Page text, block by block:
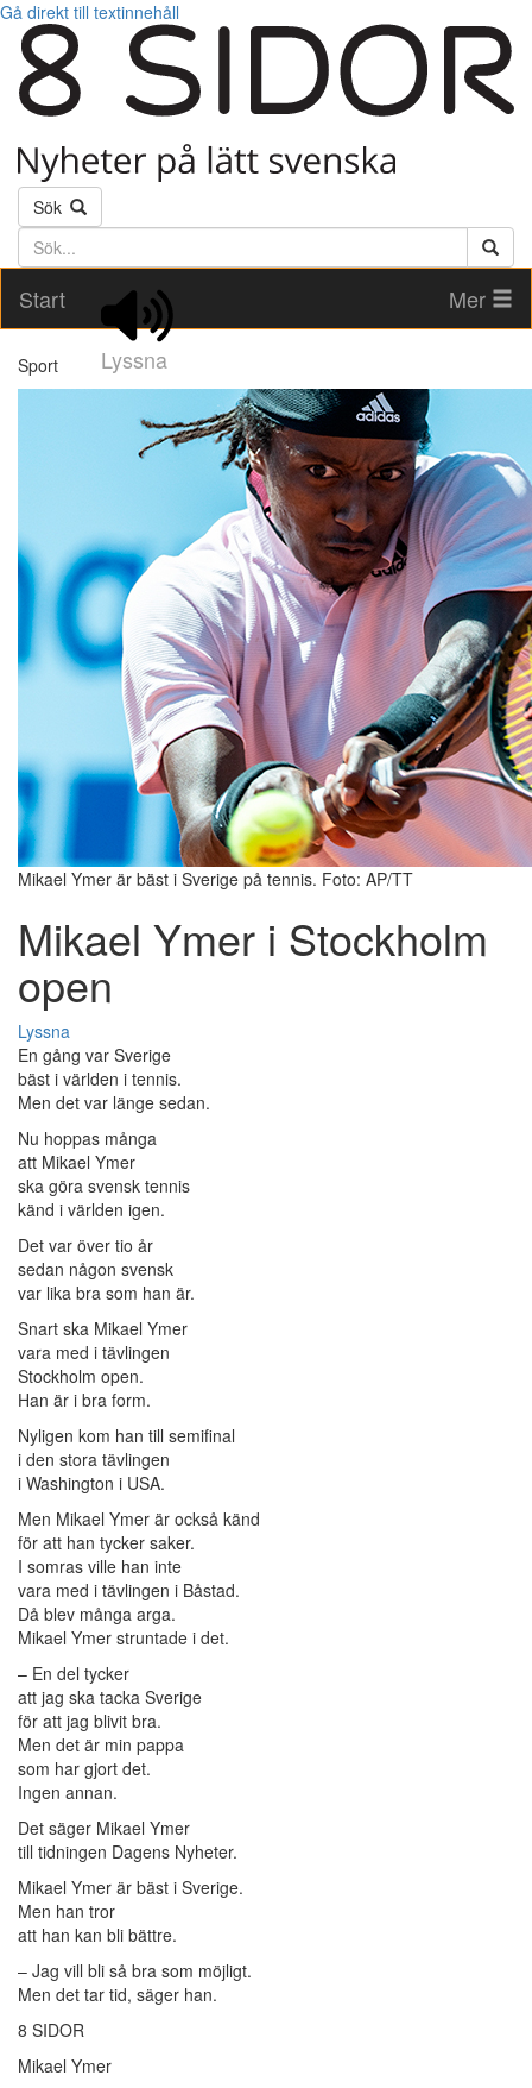
Gå direkt till textinnehåll
Sök
Söktext
Start
Lyssna
Mer
Sport
Mikael Ymer är bäst i Sverige på tennis. Foto: AP/TT
Mikael Ymer i Stockholm
open
Lyssna
En gång var Sverige
bäst i världen i tennis.
Men det var länge sedan.
Nu hoppas många
att Mikael Ymer
ska göra svensk tennis
känd i världen igen.
Det var över tio år
sedan någon svensk
var lika bra som han är.
Snart ska Mikael Ymer
vara med i tävlingen
Stockholm open.
Han är i bra form.
Nyligen kom han till semifinal
i den stora tävlingen
i Washington i USA.
Men Mikael Ymer är också känd
för att han tycker saker.
I somras ville han inte
vara med i tävlingen i Båstad.
Då blev många arga.
Mikael Ymer struntade i det.
– En del tycker
att jag ska tacka Sverige
för att jag blivit bra.
Men det är min pappa
som har gjort det.
Ingen annan.
Det säger Mikael Ymer
till tidningen Dagens Nyheter.
Mikael Ymer är bäst i Sverige.
Men han tror
att han kan bli bättre.
– Jag vill bli så bra som möjligt.
Men det tar tid, säger han.
8 SIDOR
Mikael Ymer